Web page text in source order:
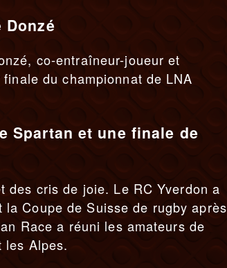
co-entraîneur-joueur et
du championnat de LNA
Spartan et une finale de
des cris de joie. Le RC Yverdon a
Coupe de Suisse de rugby après
Race a réuni les amateurs de
les Alpes.